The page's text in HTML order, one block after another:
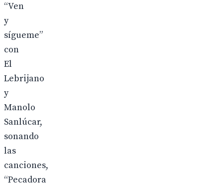
“Ven
y
sígueme”
con
El
Lebrijano
y
Manolo
Sanlúcar,
sonando
las
canciones,
“Pecadora